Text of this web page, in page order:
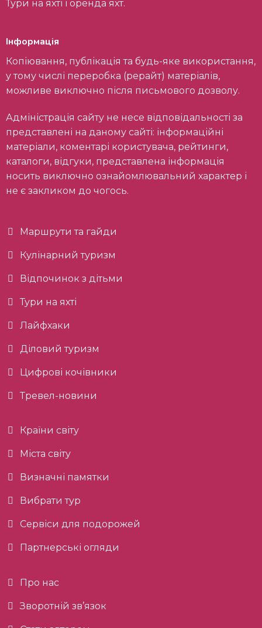
Тури на яхті і оренда яхт.
Інформація
Копіювання, публікація та будь-яке використання,
у тому числі переробка (рерайт) матеріалів,
можливе виключно після письмового дозволу.
Адміністрація сайту не несе відповідальності за
представлені на даному сайті: інформаційні
матеріали, коментарі користувача, рейтинги,
каталоги, відгуки, представлена інформація
носить виключно ознайомлювальний характер і
не є закликом до чогось.
Маршрути та гайди
Кулінарний туризм
Відпочинок з дітьми
Тури на яхті
Лайфхаки
Діловий туризм
Цифрові кочівники
Тревел-новини
Країни світу
Міста світу
Визначні памятки
Вибрати тур
Сервіси для подорожей
Партнерські огляди
Про нас
Зворотній зв’язок